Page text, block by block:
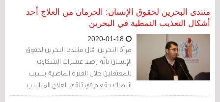
الحقوقية للسلطة.
منتدى البحرين لحقوق الإنسان: الحرمان من العلاج أحد
أشكال التعذيب النمطية في البحرين
مرآة البحرين: قال منتدى البحرين لحقوق
الإنسان بأنَّه رصد عشرات الشكاوى
للمعتقلين خلال الفترة الماضية بسبب
انتهاك حقهم في تلقي العلاج المناسب
واللازم وبالأخص في سجن جو المركزي؛ وذلك